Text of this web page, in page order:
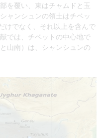
を覆い、東はチャムドと玉
ャンシュンの領土はチベッ
けでなく、それ以上を含んで
では、チベットの中心地で
山南）は、シャンシュンの